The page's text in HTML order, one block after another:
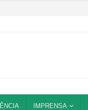
IMPRENSA